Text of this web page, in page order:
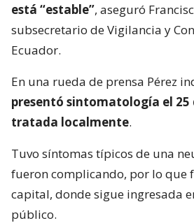
está “estable”, aseguró
subsecretario de Vigilancia y
Ecuador.
En una rueda de prensa Pérez
presentó sintomatología el 25
tratada localmente.
Tuvo síntomas típicos de una
fueron complicando, por lo que
capital, donde sigue ingresada
público.